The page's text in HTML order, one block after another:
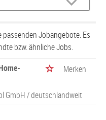
Jobangebote. Es
bzw. ähnliche Jobs.
Merken
GmbH/ deutschlandweit